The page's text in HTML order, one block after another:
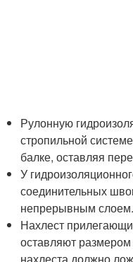
Рулонную
стропильной
балке, оставляя
У
соединительных
непрерывным слоем.
Нахлест
оставляют